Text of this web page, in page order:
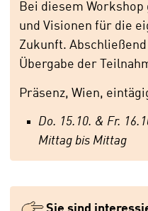
Bei diesem Workshop
und Visionen für die
Zukunft.
Übergabe der
Präsenz, Wien,
Do. 15.10. & Fr.
Mittag bis Mittag